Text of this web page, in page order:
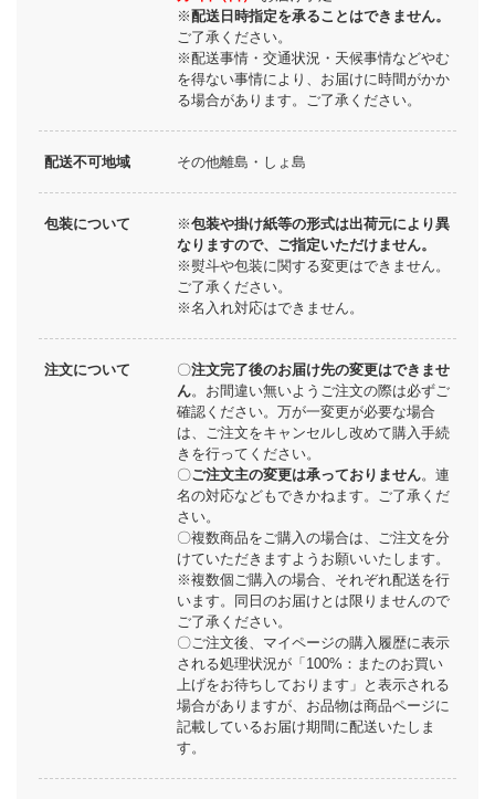
※配送日時指定を承ることはできません。
ご了承ください。
※配送事情・交通状況・天候事情などやむ
を得ない事情により、お届けに時間がかか
る場合があります。ご了承ください。
配送不可地域 その他離島・しょ島
包装について ※包装や掛け紙等の形式は出荷元により異
なりますので、ご指定いただけません。
※熨斗や包装に関する変更はできません。
ご了承ください。
※名入れ対応はできません。
注文について 〇注文完了後のお届け先の変更はできませ
ん。お間違い無いようご注文の際は必ずご
確認ください。万が一変更が必要な場合
は、ご注文をキャンセルし改めて購入手続
きを行ってください。
〇ご注文主の変更は承っておりません。連
名の対応などもできかねます。ご了承くだ
さい。
〇複数商品をご購入の場合は、ご注文を分
けていただきますようお願いいたします。
※複数個ご購入の場合、それぞれ配送を行
います。同日のお届けとは限りませんので
ご了承ください。
〇ご注文後、マイページの購入履歴に表示
される処理状況が「100%：またのお買い
上げをお待ちしております」と表示される
場合がありますが、お品物は商品ページに
記載しているお届け期間に配送いたしま
す。